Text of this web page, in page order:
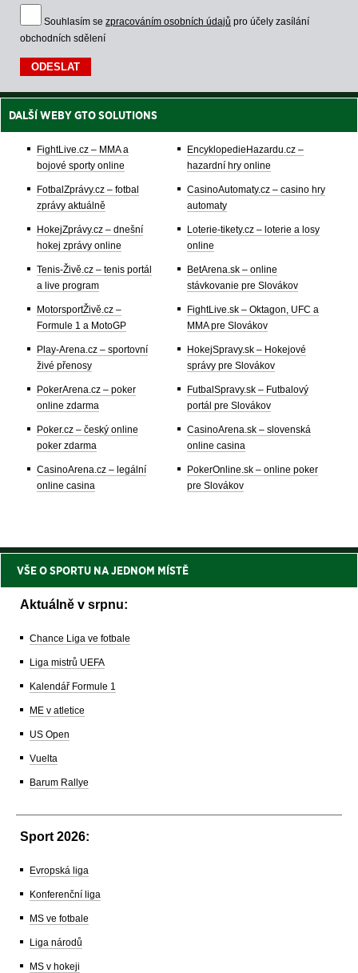
Souhlasím se zpracováním osobních údajů pro účely zasílání
obchodních sdělení
DALŠÍ WEBY GTO SOLUTIONS
FightLive.cz – MMA a
bojové sporty online
FotbalZprávy.cz – fotbal
zprávy aktuálně
HokejZprávy.cz – dnešní
hokej zprávy online
Tenis-Živě.cz – tenis portál
a live program
MotorsportŽivě.cz –
Formule 1 a MotoGP
Play-Arena.cz – sportovní
živé přenosy
PokerArena.cz – poker
online zdarma
Poker.cz – český online
poker zdarma
CasinoArena.cz – legální
online casina
EncyklopedieHazardu.cz –
hazardní hry online
CasinoAutomaty.cz – casino hry
automaty
Loterie-tikety.cz – loterie a losy
online
BetArena.sk – online
stávkovanie pre Slovákov
FightLive.sk – Oktagon, UFC a
MMA pre Slovákov
HokejSpravy.sk – Hokejové
správy pre Slovákov
FutbalSpravy.sk – Futbalový
portál pre Slovákov
CasinoArena.sk – slovenská
online casina
PokerOnline.sk – online poker
pre Slovákov
VŠE O SPORTU NA JEDNOM MÍSTĚ
Aktuálně v srpnu:
Chance Liga ve fotbale
Liga mistrů UEFA
Kalendář Formule 1
ME v atletice
US Open
Vuelta
Barum Rallye
Sport 2026:
Evropská liga
Konferenční liga
MS ve fotbale
Liga národů
MS v hokeji